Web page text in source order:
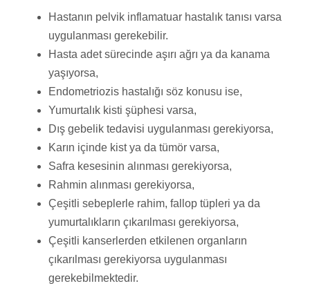
Hastanın pelvik inflamatuar hastalık tanısı varsa
uygulanması gerekebilir.
Hasta adet sürecinde aşırı ağrı ya da kanama
yaşıyorsa,
Endometriozis hastalığı söz konusu ise,
Yumurtalık kisti şüphesi varsa,
Dış gebelik tedavisi uygulanması gerekiyorsa,
Karın içinde kist ya da tümör varsa,
Safra kesesinin alınması gerekiyorsa,
Rahmin alınması gerekiyorsa,
Çeşitli sebeplerle rahim, fallop tüpleri ya da
yumurtalıkların çıkarılması gerekiyorsa,
Çeşitli kanserlerden etkilenen organların
çıkarılması gerekiyorsa uygulanması
gerekebilmektedir.